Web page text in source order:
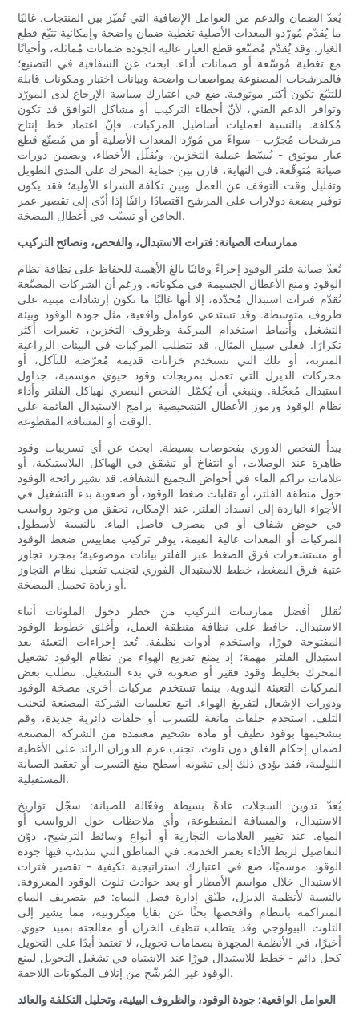
يُعدّ الضمان والدعم من العوامل الإضافية التي تُميّز بين المنتجات. غالبًا
ما يُقدّم مُورّدو المعدات الأصلية تغطية ضمان واضحة وإمكانية تتبّع قطع
الغيار. وقد يُقدّم مُصنّعو قطع الغيار عالية الجودة ضمانات مُماثلة، وأحيانًا
مع تغطية مُوسّعة أو ضمانات أداء. ابحث عن الشفافية في التصنيع؛
فالمرشحات المصنوعة بمواصفات واضحة وبيانات اختبار ومكونات قابلة
للتتبّع تكون أكثر موثوقية. ضع في اعتبارك سياسة الإرجاع لدى المورّد
وتوافر الدعم الفني، لأنّ أخطاء التركيب أو مشاكل التوافق قد تكون
مُكلفة. بالنسبة لعمليات أساطيل المركبات، فإنّ اعتماد خط إنتاج
مرشحات مُجرّب - سواءً من مُورّد المعدات الأصلية أو من مُصنّع قطع
غيار موثوق - يُبسّط عملية التخزين، ويُقلّل الأخطاء، ويضمن دورات
صيانة مُتوقّعة. في النهاية، قارن بين حماية المحرك على المدى الطويل
وتقليل وقت التوقف عن العمل وبين تكلفة الشراء الأولية؛ فقد يكون
توفير بضعة دولارات على المرشح اقتصادًا زائفًا إذا أدّى إلى تقصير عمر
الحاقن أو تسبّب في أعطال المضخة.
ممارسات الصيانة: فترات الاستبدال، والفحص، ونصائح التركيب
تُعدّ صيانة فلتر الوقود إجراءً وقائيًا بالغ الأهمية للحفاظ على نظافة نظام
الوقود ومنع الأعطال الجسيمة في مكوناته. ورغم أن الشركات المصنّعة
تُقدّم فترات استبدال مُحدّدة، إلا أنها غالبًا ما تكون إرشادات مبنية على
ظروف متوسطة. وقد تستدعي عوامل واقعية، مثل جودة الوقود وبيئة
التشغيل وأنماط استخدام المركبة وظروف التخزين، تغييرات أكثر
تكرارًا. فعلى سبيل المثال، قد تتطلب المركبات في البيئات الزراعية
المتربة، أو تلك التي تستخدم خزانات قديمة مُعرّضة للتآكل، أو
محركات الديزل التي تعمل بمزيجات وقود حيوي موسمية، جداول
استبدال مُعجّلة. وينبغي أن يُكمّل الفحص البصري لهياكل الفلتر وأداء
نظام الوقود ورموز الأعطال التشخيصية برامج الاستبدال القائمة على
الوقت أو المسافة المقطوعة.
يبدأ الفحص الدوري بفحوصات بسيطة. ابحث عن أي تسريبات وقود
ظاهرة عند الوصلات، أو انتفاخ أو تشقق في الهياكل البلاستيكية، أو
علامات تراكم الماء في أحواض التجميع الشفافة. قد تشير رائحة الوقود
حول منطقة الفلتر، أو تقلبات ضغط الوقود، أو صعوبة بدء التشغيل في
الأجواء الباردة إلى انسداد الفلتر. عند الإمكان، تحقق من وجود رواسب
في حوض شفاف أو في مصرف فاصل الماء. بالنسبة لأسطول
المركبات أو المعدات عالية القيمة، يوفر تركيب مقاييس ضغط الوقود
أو مستشعرات فرق الضغط عبر الفلتر بيانات موضوعية؛ بمجرد تجاوز
عتبة فرق الضغط، خطط للاستبدال الفوري لتجنب تفعيل نظام التجاوز
أو زيادة تحميل المضخة.
تُقلل أفضل ممارسات التركيب من خطر دخول الملوثات أثناء
الاستبدال. حافظ على نظافة منطقة العمل، وأغلق خطوط الوقود
المفتوحة فورًا، واستخدم أدوات نظيفة. تُعد إجراءات التعبئة بعد
استبدال الفلتر مهمة؛ إذ يمنع تفريغ الهواء من نظام الوقود تشغيل
المحرك بخليط وقود فقير أو صعوبة في بدء التشغيل. تتطلب بعض
المركبات التعبئة اليدوية، بينما تستخدم مركبات أخرى مضخة الوقود
ودورات الإشعال لتفريغ الهواء. اتبع تعليمات الشركة المصنعة لتجنب
التلف. استخدم حلقات مانعة للتسرب أو حلقات دائرية جديدة، وقم
بتشحيمها بوقود نظيف أو مادة تشحيم معتمدة من الشركة المصنعة
لضمان إحكام الغلق دون تلوث. تجنب عزم الدوران الزائد على الأغطية
اللولبية، فقد يؤدي ذلك إلى تشويه أسطح منع التسرب أو تعقيد الصيانة
المستقبلية.
يُعدّ تدوين السجلات عادةً بسيطة وفعّالة للصيانة: سجّل تواريخ
الاستبدال، والمسافة المقطوعة، وأي ملاحظات حول الرواسب أو
المياه. عند تغيير العلامات التجارية أو أنواع وسائط الترشيح، دوّن
التفاصيل لربط الأداء بعمر الخدمة. في المناطق التي تتذبذب فيها جودة
الوقود موسميًا، ضع في اعتبارك استراتيجية تكيفية - تقصير فترات
الاستبدال خلال مواسم الأمطار أو بعد حوادث تلوث الوقود المعروفة.
بالنسبة لأنظمة الديزل، طبّق إدارة فصل المياه: قم بتصريف المياه
المتراكمة بانتظام وافحصها بحثًا عن بقايا ميكروبية، مما يشير إلى
التلوث البيولوجي وقد يتطلب تنظيف الخزان أو معالجته بمبيد حيوي.
أخيرًا، في الأنظمة المجهزة بصمامات تحويل، لا تعتمد أبدًا على التحويل
كحل دائم - خطط للاستبدال فورًا عند الاشتباه في تشغيل التحويل لمنع
الوقود غير المُرشّح من إتلاف المكونات اللاحقة.
العوامل الواقعية: جودة الوقود، والظروف البيئية، وتحليل التكلفة والعائد